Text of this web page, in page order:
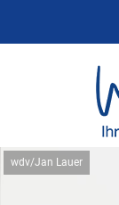
wdv/Jan Lauer